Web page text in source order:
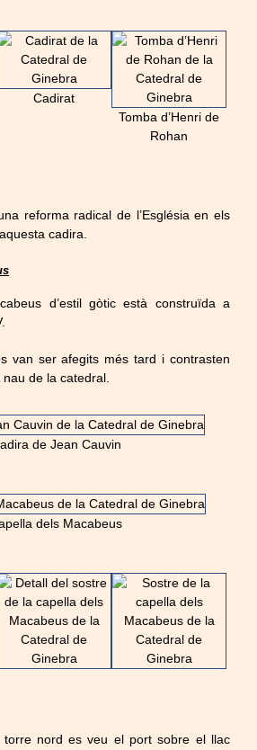
Cadirat
Tomba d’Henri de
Rohan
reforma radical de l’Església en els
cadira.
d’estil gòtic està construïda a
van ser afegits més tard i contrasten
nau de la catedral.
de Jean Cauvin
dels Macabeus
nord es veu el port sobre el llac